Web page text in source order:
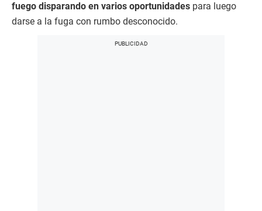
fuego disparando en varios oportunidades para luego
darse a la fuga con rumbo desconocido.